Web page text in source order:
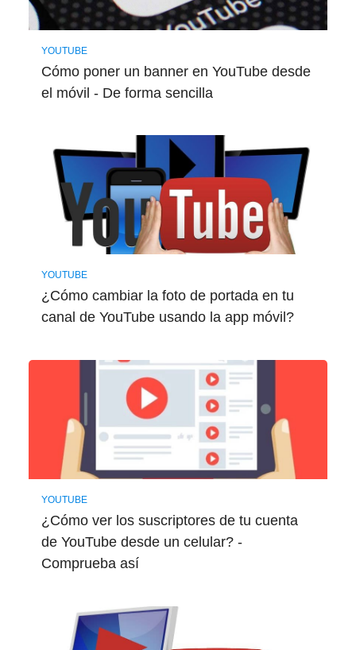
YOUTUBE
Cómo poner un banner en YouTube desde
el móvil - De forma sencilla
YOUTUBE
¿Cómo cambiar la foto de portada en tu
canal de YouTube usando la app móvil?
YOUTUBE
¿Cómo ver los suscriptores de tu cuenta
de YouTube desde un celular? -
Comprueba así